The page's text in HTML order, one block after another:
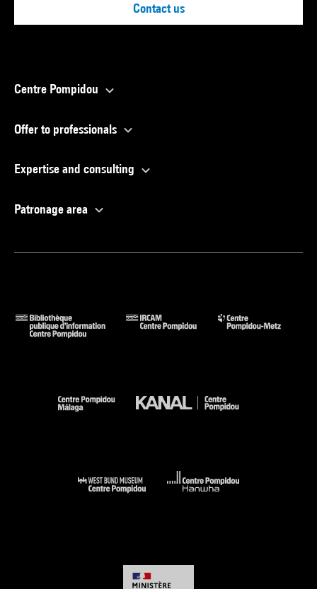
Contact us
Centre Pompidou
Offer to professionals
Expertise and consulting
Patronage area